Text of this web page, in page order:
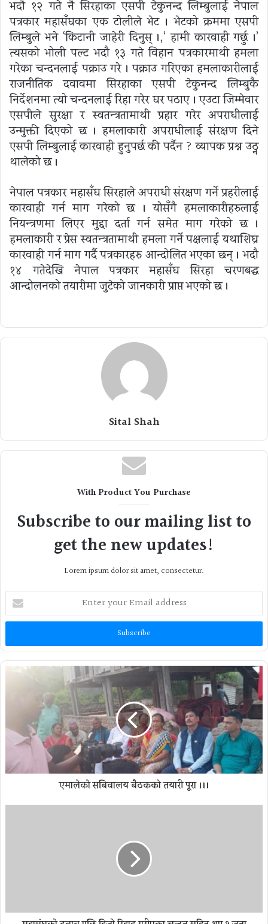
भदौ १२ गते नै सिरहाका एसपी टेकुनन्द लिम्बुलाई नेपाल
पत्रकार महासँघका एक टोलीले भेट । भेटको क्रममा एसपी
लिम्बुले भने ‘किटानी जाहेरी दिनुस् ।,‘ हामी कारवाही गर्छु ।’
त्यसको भोली पल्ट भदौ १३ गते विहान पत्रकारमाथी हमला
गरेका चन्दनलाई पक्राउ गरे । पक्राउ गरिएका हमलाकारीलाई
राजनीतिक दवावमा सिरहाका एसपी टेकुनन्द लिम्बुकै
निर्देशनमा त्यो चन्दनलाई रिहा गरेर घर पठाए । एउटा जिम्मेवार
एसपीले सुरक्षा र स्वतन्त्रतामाथी प्रहार गरेर अपराधीलाई
उन्मुक्ती दिएको छ । हमलाकारी अपराधीलाई संरक्षण दिने
एसपी लिम्बुलाई कारवाही हुनुपर्छ की पर्दैन ? व्यापक प्रश्न उठ्न
थालेको छ ।
नेपाल पत्रकार महासँघ सिरहाले अपराधी संरक्षण गर्ने प्रहरीलाई
कारवाही गर्न माग गरेको छ । योसँगै हमलाकारीहरुलाई
नियन्त्रणमा लिएर मुद्दा दर्ता गर्न समेत माग गरेको छ ।
हमलाकारी र प्रेस स्वतन्त्रतामाथी हमला गर्ने पक्षलाई यथाशिघ्र
कारवाही गर्न माग गर्दै पत्रकारहरु आन्दोलित भएका छन् । भदौ
१४ गतेदेखि नेपाल पत्रकार महासँघ सिरहा चरणबद्ध
आन्दोलनको तयारीमा जुटेको जानकारी प्राप्त भएको छ ।
Sital Shah
With Product You Purchase
Subscribe to our mailing list to
get the new updates!
Lorem ipsum dolor sit amet, consectetur.
your
Email
एमालेको सबिवालय बैठकको तयारी पूरा ।।।